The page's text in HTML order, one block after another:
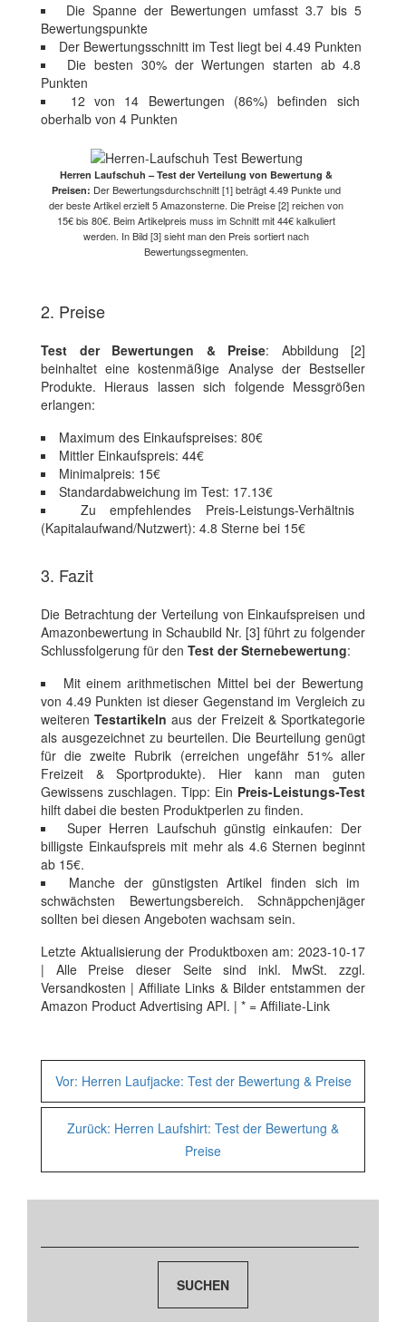
Die Spanne der Bewertungen umfasst 3.7 bis 5
Bewertungspunkte
Der Bewertungsschnitt im Test liegt bei 4.49 Punkten
Die besten 30% der Wertungen starten ab 4.8
Punkten
12 von 14 Bewertungen (86%) befinden sich
oberhalb von 4 Punkten
Herren Laufschuh – Test der Verteilung von Bewertung &
Preisen: Der Bewertungsdurchschnitt [1] beträgt 4.49 Punkte und
der beste Artikel erzielt 5 Amazonsterne. Die Preise [2] reichen von
15€ bis 80€. Beim Artikelpreis muss im Schnitt mit 44€ kalkuliert
werden. In Bild [3] sieht man den Preis sortiert nach
Bewertungssegmenten.
2. Preise
Test der Bewertungen & Preise: Abbildung [2]
beinhaltet eine kostenmäßige Analyse der Bestseller
Produkte. Hieraus lassen sich folgende Messgrößen
erlangen:
Maximum des Einkaufspreises: 80€
Mittler Einkaufspreis: 44€
Minimalpreis: 15€
Standardabweichung im Test: 17.13€
Zu empfehlendes Preis-Leistungs-Verhältnis
(Kapitalaufwand/Nutzwert): 4.8 Sterne bei 15€
3. Fazit
Die Betrachtung der Verteilung von Einkaufspreisen und
Amazonbewertung in Schaubild Nr. [3] führt zu folgender
Schlussfolgerung für den Test der Sternebewertung:
Mit einem arithmetischen Mittel bei der Bewertung
von 4.49 Punkten ist dieser Gegenstand im Vergleich zu
weiterenTestartikeln aus der Freizeit & Sportkategorie
als ausgezeichnet zu beurteilen. Die Beurteilung genügt
für die zweite Rubrik (erreichen ungefähr 51% aller
Freizeit & Sportprodukte). Hier kann man guten
Gewissens zuschlagen. Tipp: Ein Preis-Leistungs-Test
hilft dabei die besten Produktperlen zu finden.
Super Herren Laufschuh günstig einkaufen: Der
billigste Einkaufspreis mit mehr als 4.6 Sternen beginnt
ab 15€.
Manche der günstigsten Artikel finden sich im
schwächsten Bewertungsbereich. Schnäppchenjäger
sollten bei diesen Angeboten wachsam sein.
Letzte Aktualisierung der Produktboxen am: 2023-10-17
| Alle Preise dieser Seite sind inkl. MwSt. zzgl.
Versandkosten | Affiliate Links & Bilder entstammen der
Amazon Product Advertising API. | * = Affiliate-Link
Weitere
Vergleiche
Statistiken
lesen:
Vor: Herren Laufjacke: Test der Bewertung & Preise
Zurück: Herren Laufshirt: Test der Bewertung &
Preise